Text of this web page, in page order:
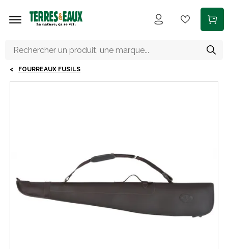
FOURREAUX FUSILS